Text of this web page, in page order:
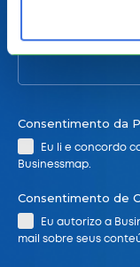
Consentimento da
Eu li e concordo
Businessmap.
Consentimento de
Eu autorizo a
mail sobre seus